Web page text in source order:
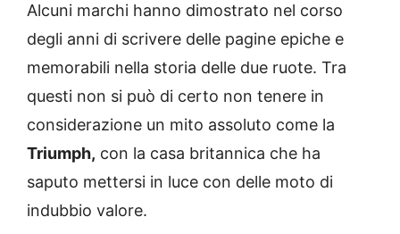
Alcuni marchi hanno dimostrato nel corso
degli anni di scrivere delle pagine epiche e
memorabili nella storia delle due ruote. Tra
questi non si può di certo non tenere in
considerazione un mito assoluto come la
Triumph, con la casa britannica che ha
saputo mettersi in luce con delle moto di
indubbio valore.